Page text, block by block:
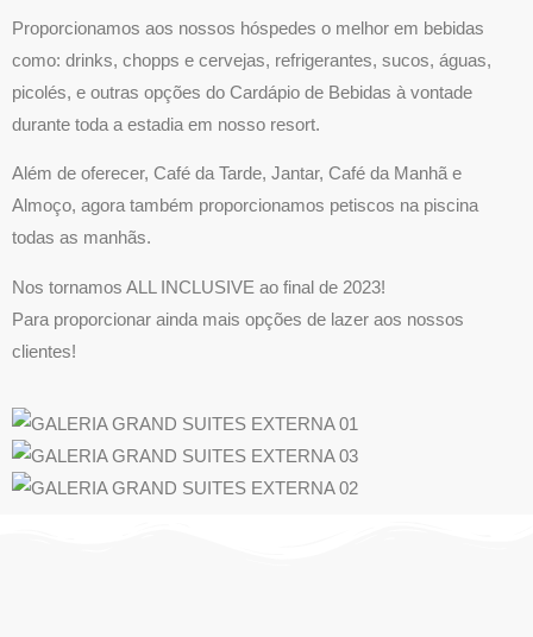
Proporcionamos aos nossos hóspedes o melhor em bebidas
como: drinks, chopps e cervejas, refrigerantes, sucos, águas,
picolés, e outras opções do Cardápio de Bebidas à vontade
durante toda a estadia em nosso resort.
Além de oferecer, Café da Tarde, Jantar, Café da Manhã e
Almoço, agora também proporcionamos petiscos na piscina
todas as manhãs.
Nos tornamos ALL INCLUSIVE ao final de 2023!
Para proporcionar ainda mais opções de lazer aos nossos
clientes!